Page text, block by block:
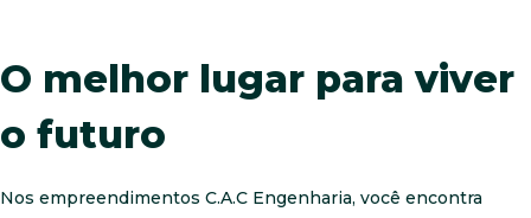
O melhor lugar para viver
o futuro
Nos empreendimentos C.A.C Engenharia, você encontra